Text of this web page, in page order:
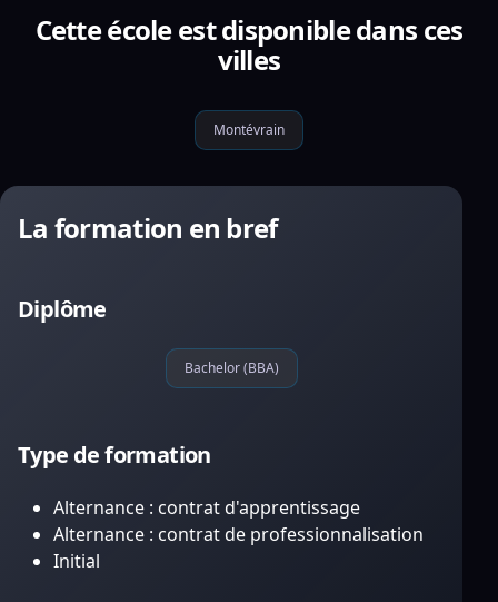
Cette école est disponible dans ces
villes
Montévrain
La formation en bref
Diplôme
Bachelor (BBA)
Type de formation
Alternance : contrat d'apprentissage
Alternance : contrat de professionnalisation
Initial